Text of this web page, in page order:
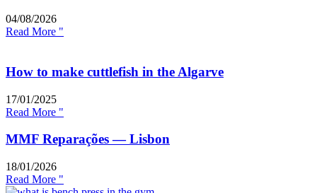
04/08/2026
Read More "
How to make cuttlefish in the Algarve
17/01/2025
Read More "
MMF Reparações — Lisbon
18/01/2026
Read More "